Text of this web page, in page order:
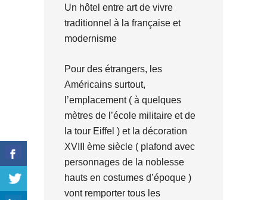
Un hôtel entre art de vivre
traditionnel à la française et
modernisme
Pour des étrangers, les
Américains surtout,
l’emplacement ( à quelques
mètres de l’école militaire et de
la tour Eiffel ) et la décoration
XVIII ème siècle ( plafond avec
personnages de la noblesse
hauts en costumes d’époque )
vont remporter tous les